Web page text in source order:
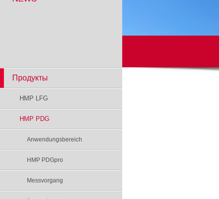
Продукты
HMP LFG
HMP PDG
Anwendungsbereich
HMP PDGpro
Messvorgang